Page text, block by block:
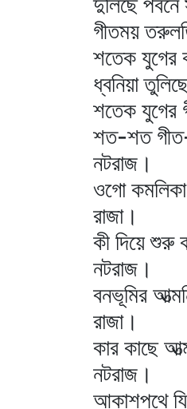
গীতময়
শতেক যুগের
ধ্বনিয়া
শতেক যুগের
শত-শত গীত-
নটরাজ।
ওগো
রাজা।
কী দিয়ে শুরু
নটরাজ।
বনভূমির
রাজা।
কার কাছে
নটরাজ।
আকাশপথে